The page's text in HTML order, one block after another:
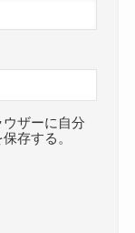
ザーに自分
存する。